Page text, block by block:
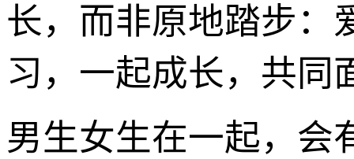
长，而非原地踏步：
习，一起成长，共同
男生女生在一起，会